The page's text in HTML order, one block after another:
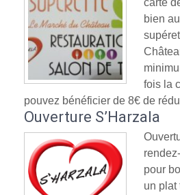
carte
bien
fois la
pouvez bénéficier de 8€ de
Ouverture S’Harzala
pour
un plat